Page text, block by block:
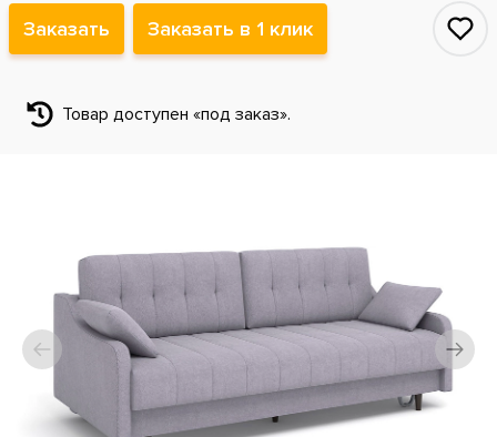
Заказать Заказать в 1 клик
Товар доступен «под заказ».